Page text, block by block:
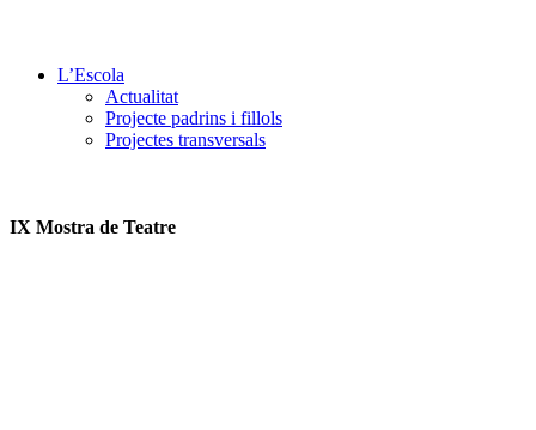
L’Escola
Actualitat
Projecte padrins i fillols
Projectes transversals
IX Mostra de Teatre